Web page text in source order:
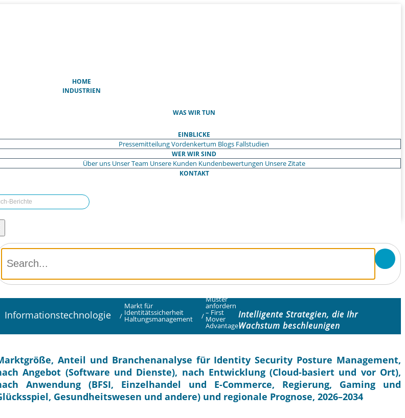
HOME
INDUSTRIEN
WAS WIR TUN
EINBLICKE
PressemitteilungVordenkertum Blogs Fallstudien
WER WIR SIND
Über uns Unser Team Unsere Kunden Kundenbewertungen Unsere Zitate
KONTAKT
Informationstechnologie /
Markt für
Identitätssicherheit
Haltungsmanagement /
Muster
anfordern
– First
Mover
Advantage
Intelligente Strategien, die Ihr
Wachstum beschleunigen
Anteil und Branchenanalyse für Identity Security Posture Management,
Angebot (Software und Dienste), nach Entwicklung (Cloud-basiert und vor Ort),
Anwendung (BFSI, Einzelhandel und E-Commerce, Regierung, Gaming und
Gesundheitswesen und andere) und regionale Prognose, 2026–2034